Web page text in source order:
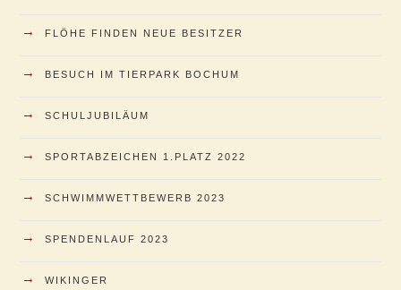
→ FLÖHE FINDEN NEUE BESITZER
→ BESUCH IM TIERPARK BOCHUM
→ SCHULJUBILÄUM
→ SPORTABZEICHEN 1.PLATZ 2022
→ SCHWIMMWETTBEWERB 2023
→ SPENDENLAUF 2023
→ WIKINGER